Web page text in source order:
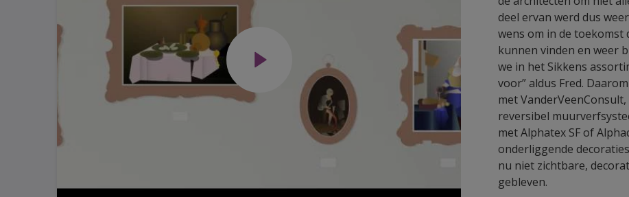
deel ervan werd dus
wens om in de toekomst
kunnen vinden en weer
we in het Sikkens
voor” aldus Fred.
met
reversibel
met Alphatex SF of
onderliggende
nu niet zichtbare,
gebleven.